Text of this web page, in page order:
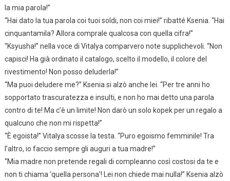
la mia parola!”
“Hai dato la tua parola coi tuoi soldi, non coi miei!” ribatté Ksenia. “Hai
cinquantamila? Allora comprale qualcosa con quella cifra!”
“Ksyusha!” nella voce di Vitalya comparvero note supplichevoli. “Non
capisci! Ha già ordinato il catalogo, scelto il modello, il colore del
rivestimento! Non posso deluderla!”
“Ma puoi deludere me?” Ksenia si alzò anche lei. “Per tre anni ho
sopportato trascuratezza e insulti, e non ho mai detto una parola
contro di te! Ma c’è un limite! Non darò un solo kopek per un regalo a
qualcuno che non mi rispetta!”
“È egoista!” Vitalya scosse la testa. “Puro egoismo femminile! Tra
l’altro, io faccio sempre gli auguri a tua madre!”
“Mia madre non pretende regali di compleanno così costosi da te e
non ti chiama ‘quella persona’! Lei non chiede mai nulla!” Ksenia alzò